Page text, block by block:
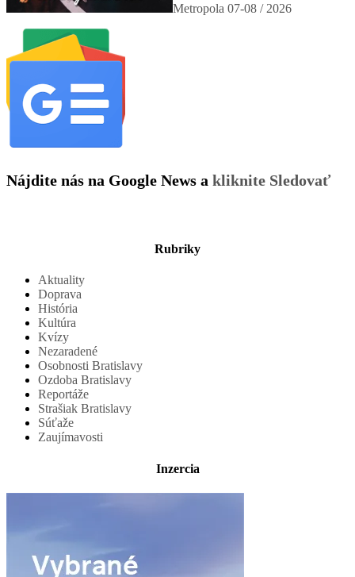
Metropola 07-08 / 2026
Nájdite nás na Google News a kliknite Sledovať
Rubriky
Aktuality
Doprava
História
Kultúra
Kvízy
Nezaradené
Osobnosti Bratislavy
Ozdoba Bratislavy
Reportáže
Strašiak Bratislavy
Súťaže
Zaujímavosti
Inzercia